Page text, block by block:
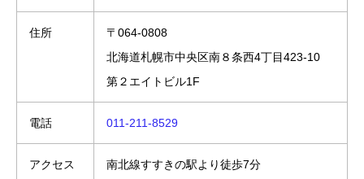
住所
〒064-0808
北海道札幌市中央区南８条西4丁目423-10
第２エイトビル1F
電話 011-211-8529
アクセス
南北線すすきの駅より徒歩7分